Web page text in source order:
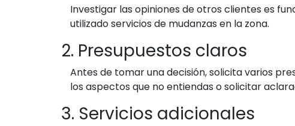
Investigar las opiniones de otros clientes es
utilizado servicios de mudanzas en la zona.
2. Presupuestos claros
Antes de tomar una decisión, solicita varios
los aspectos que no entiendas o solicitar
3. Servicios adicionales